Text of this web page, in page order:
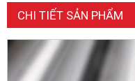
CHI TIẾT SẢN PHẨM